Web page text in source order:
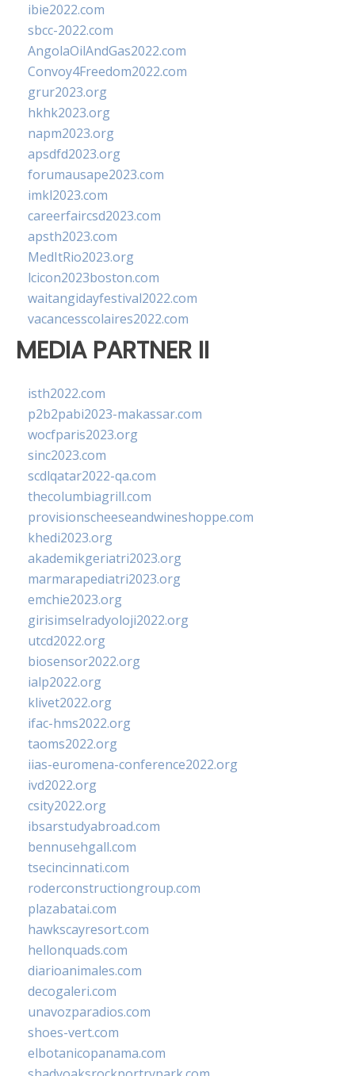
ibie2022.com
sbcc-2022.com
AngolaOilAndGas2022.com
Convoy4Freedom2022.com
grur2023.org
hkhk2023.org
napm2023.org
apsdfd2023.org
forumausape2023.com
imkl2023.com
careerfaircsd2023.com
apsth2023.com
MedItRio2023.org
lcicon2023boston.com
waitangidayfestival2022.com
vacancesscolaires2022.com
MEDIA PARTNER II
isth2022.com
p2b2pabi2023-makassar.com
wocfparis2023.org
sinc2023.com
scdlqatar2022-qa.com
thecolumbiagrill.com
provisionscheeseandwineshoppe.com
khedi2023.org
akademikgeriatri2023.org
marmarapediatri2023.org
emchie2023.org
girisimselradyoloji2022.org
utcd2022.org
biosensor2022.org
ialp2022.org
klivet2022.org
ifac-hms2022.org
taoms2022.org
iias-euromena-conference2022.org
ivd2022.org
csity2022.org
ibsarstudyabroad.com
bennusehgall.com
tsecincinnati.com
roderconstructiongroup.com
plazabatai.com
hawkscayresort.com
hellonquads.com
diarioanimales.com
decogaleri.com
unavozparadios.com
shoes-vert.com
elbotanicopanama.com